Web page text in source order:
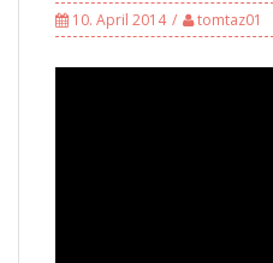
10. April 2014 tomtaz01